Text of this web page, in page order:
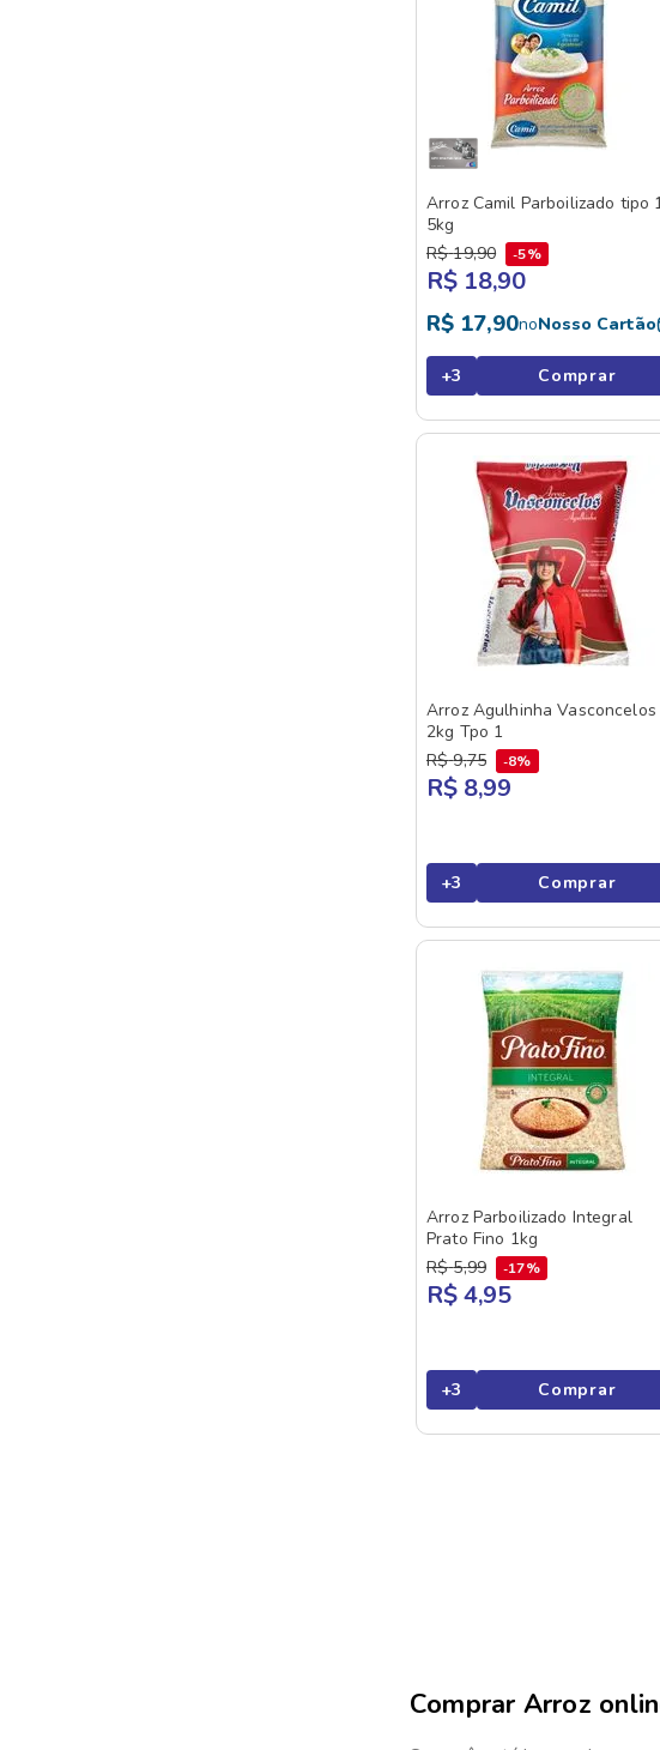
Arroz Camil Parboilizado tipo
5kg
R$ 19,90 5%
R$ 18,90
R$ 17,90noNosso Cartão
+3 Comprar
Arroz Agulhinha Vasconcelos
2kg Tpo 1
R$ 9,75 8%
R$ 8,99
+3 Comprar
Arroz Parboilizado Integral
Prato Fino 1kg
R$ 5,99 17%
R$ 4,95
+3 Comprar
Comprar Arroz